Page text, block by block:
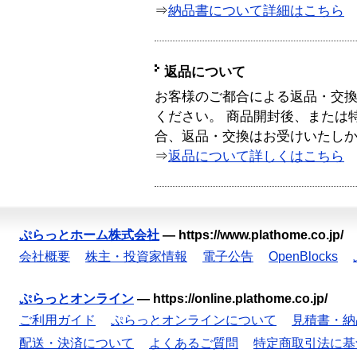
⇒納品書について詳細はこちら
返品について
お客様のご都合による返品・交
ください。 商品開封後、または
合、返品・交換はお受けいたし
⇒返品について詳しくはこちら
ぷらっとホーム株式会社 — https://www.plathome.co.jp/
会社概要
株主・投資家情報 電子公告 OpenBlocks
ぷらっとオンライン — https://online.plathome.co.jp/
ご利用ガイド
ぷらっとオンラインについて
見積書・
配送・決済について
よくあるご質問
特定商取引法に